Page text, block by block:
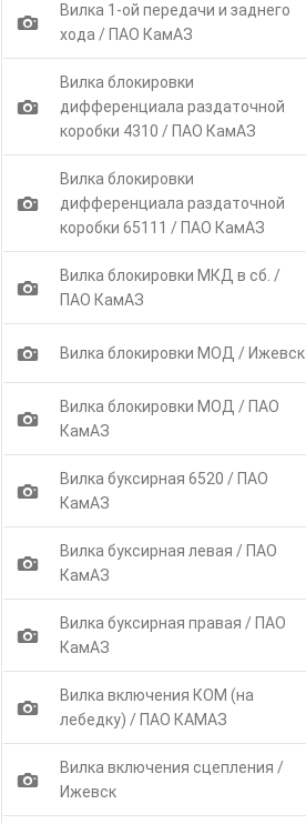
1
Вилка 1-ой передачи и заднего
хода / ПАО КамАЗ
1
Вилка блокировки
дифференциала раздаточной
коробки 4310 / ПАО КамАЗ
1
Вилка блокировки
дифференциала раздаточной
коробки 65111 / ПАО КамАЗ
1
Вилка блокировки МКД в сб. /
ПАО КамАЗ
1 Вилка блокировки МОД / Ижевск
1
Вилка блокировки МОД / ПАО
КамАЗ
1
Вилка буксирная 6520 / ПАО
КамАЗ
1
Вилка буксирная левая / ПАО
КамАЗ
1
Вилка буксирная правая / ПАО
КамАЗ
1
Вилка включения КОМ (на
лебедку) / ПАО КАМАЗ
1
Вилка включения сцепления /
Ижевск